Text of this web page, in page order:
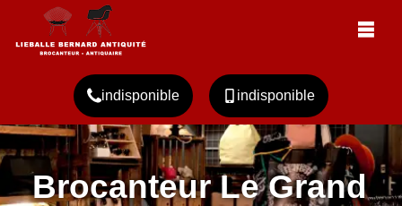
indisponible indisponible
Brocanteur Le Grand